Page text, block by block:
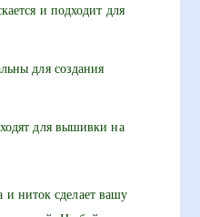
и подходит для
для создания
для вышивки на
ниток сделает вашу